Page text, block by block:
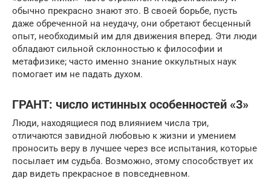
обычно прекрасно знают это. В своей борьбе, пусть
даже обреченной на неудачу, они обретают бесценный
опыт, необходимый им для движения вперед. Эти люди
обладают сильной склонностью к философии и
метафизике; часто именно знание оккультных наук
помогает им не падать духом.
ГРАНТ: число истинных особенностей «3»
Люди, находящиеся под влиянием числа три,
отличаются завидной любовью к жизни и умением
проносить веру в лучшее через все испытания, которые
посылает им судьба. Возможно, этому способствует их
дар видеть прекрасное в повседневном.